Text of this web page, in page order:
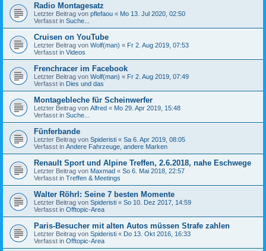
Radio Montagesatz
Letzter Beitrag von pflefaou « Mo 13. Jul 2020, 02:50
Verfasst in Suche...
Cruisen on YouTube
Letzter Beitrag von Wolf(man) « Fr 2. Aug 2019, 07:53
Verfasst in Videos
Frenchracer im Facebook
Letzter Beitrag von Wolf(man) « Fr 2. Aug 2019, 07:49
Verfasst in Dies und das
Montagebleche für Scheinwerfer
Letzter Beitrag von Alfred « Mo 29. Apr 2019, 15:48
Verfasst in Suche...
Fünferbande
Letzter Beitrag von Spideristi « Sa 6. Apr 2019, 08:05
Verfasst in Andere Fahrzeuge, andere Marken
Renault Sport und Alpine Treffen, 2.6.2018, nahe Eschwege
Letzter Beitrag von Maxmad « So 6. Mai 2018, 22:57
Verfasst in Treffen & Meetings
Walter Röhrl: Seine 7 besten Momente
Letzter Beitrag von Spideristi « So 10. Dez 2017, 14:59
Verfasst in Offtopic-Area
Paris-Besucher mit alten Autos müssen Strafe zahlen
Letzter Beitrag von Spideristi « Do 13. Okt 2016, 16:33
Verfasst in Offtopic-Area